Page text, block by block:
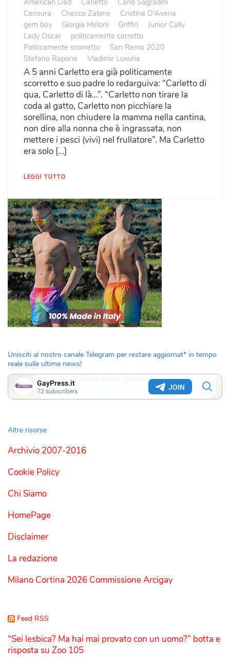
American Dad Carletto
Carlo Sagradini
Censura
Checco Zalone
Cristina D'Avena
gem boy
Giorgia Meloni Griffin
Junior Cally
Lady Oscar
politicamente corretto
Politicamente scorretto
San Remo 2020
Stefano Rapone
Vladimir Luxuria
A 5 anni Carletto era già politicamente
scorretto e suo padre lo redarguiva: “Carletto di
qua, Carletto di là…”. “Carletto non tirare la
coda al gatto, Carletto non picchiare la
sorellina, non chiudere la mamma nella cantina,
non dire alla nonna che è ingrassata, non
mettere i pesci (vivi) nel frullatore”. Ma Carletto
era solo […]
LEGGI TUTTO
Unisciti al nostro canale Telegram per restare aggiornat* in tempo
reale sulle ultime news!
Altre risorse
Archivio 2007-2016
Cookie Policy
Chi Siamo
HomePage
Disclaimer
La redazione
Milano Cortina 2026 Commissione Arcigay
Feed RSS
“Sei lesbica? Ma hai mai provato con un uomo?” botta e
risposta su Zoo 105